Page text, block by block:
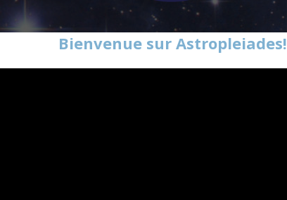
Bienvenue sur Astropleiades!